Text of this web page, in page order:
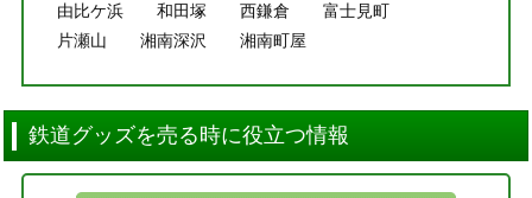
由比ケ浜
和田塚 西鎌倉
富士見町
片瀬山
湘南深沢 湘南町屋
鉄道グッズを売る時に役立つ情報